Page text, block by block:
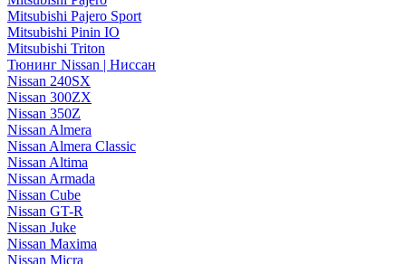
Mitsubishi Pajero Sport
Mitsubishi Pinin IO
Mitsubishi Triton
Тюнинг Nissan | Ниссан
Nissan 240SX
Nissan 300ZX
Nissan 350Z
Nissan Almera
Nissan Almera Classic
Nissan Altima
Nissan Armada
Nissan Cube
Nissan GT-R
Nissan Juke
Nissan Maxima
Nissan Micra